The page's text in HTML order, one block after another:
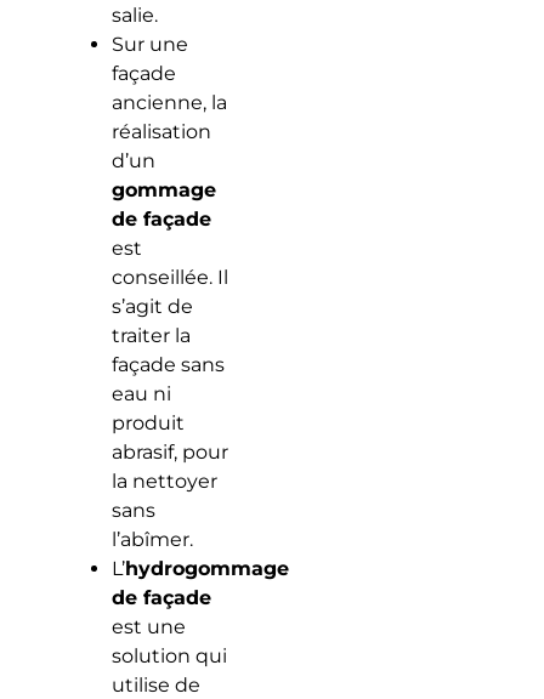
salie.
Sur une
façade
ancienne, la
réalisation
d’un
gommage
de façade
est
conseillée. Il
s’agit de
traiter la
façade sans
eau ni
produit
abrasif, pour
la nettoyer
sans
l’abîmer.
L’hydrogommage
de façade
est une
solution qui
utilise de